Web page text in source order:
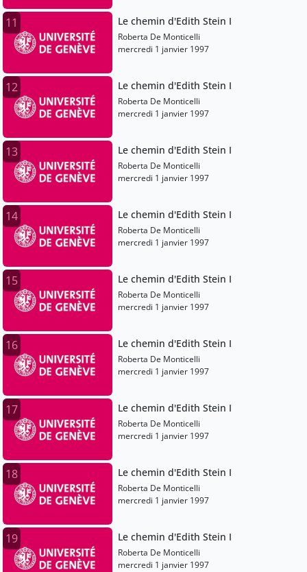
11 Le chemin d'Edith Stein I
Roberta De Monticelli
mercredi 1 janvier 1997
12 Le chemin d'Edith Stein I
Roberta De Monticelli
mercredi 1 janvier 1997
13 Le chemin d'Edith Stein I
Roberta De Monticelli
mercredi 1 janvier 1997
14 Le chemin d'Edith Stein I
Roberta De Monticelli
mercredi 1 janvier 1997
15 Le chemin d'Edith Stein I
Roberta De Monticelli
mercredi 1 janvier 1997
16 Le chemin d'Edith Stein I
Roberta De Monticelli
mercredi 1 janvier 1997
17 Le chemin d'Edith Stein I
Roberta De Monticelli
mercredi 1 janvier 1997
18 Le chemin d'Edith Stein I
Roberta De Monticelli
mercredi 1 janvier 1997
19 Le chemin d'Edith Stein I
Roberta De Monticelli
mercredi 1 janvier 1997